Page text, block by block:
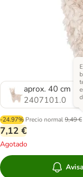
aprox. 40 cm
2407101.0
-24.97% Precio normal9,49 €
7,12 €
Agotado